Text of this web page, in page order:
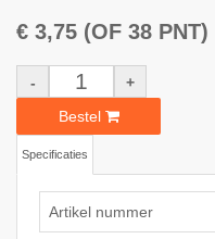
€ 3,75 (OF 38 PNT)
-
+
Bestel
Specificaties
Artikel nummer